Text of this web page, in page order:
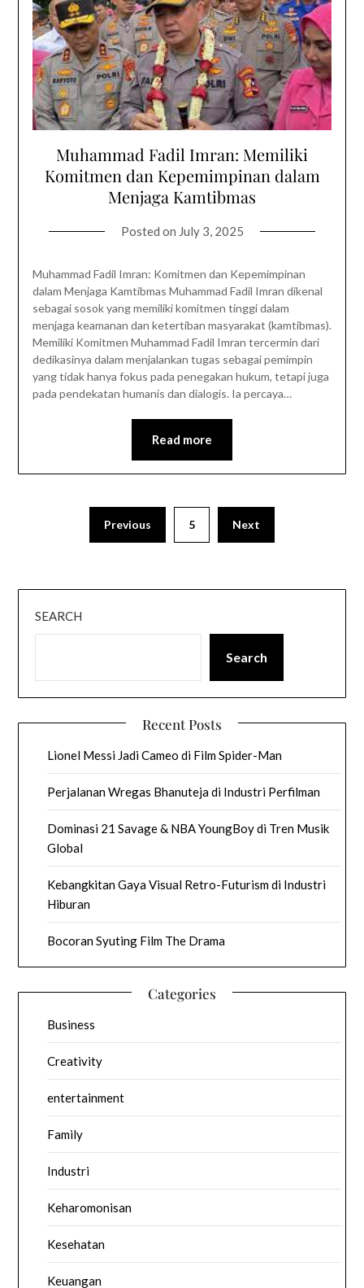
Muhammad Fadil Imran: Memiliki
Komitmen dan Kepemimpinan dalam
Menjaga Kamtibmas
Posted on July 3, 2025
Muhammad Fadil Imran: Komitmen dan Kepemimpinan
dalam Menjaga Kamtibmas Muhammad Fadil Imran dikenal
sebagai sosok yang memiliki komitmen tinggi dalam
menjaga keamanan dan ketertiban masyarakat (kamtibmas).
Memiliki Komitmen Muhammad Fadil Imran tercermin dari
dedikasinya dalam menjalankan tugas sebagai pemimpin
yang tidak hanya fokus pada penegakan hukum, tetapi juga
pada pendekatan humanis dan dialogis. Ia percaya…
Read more
Previous 5 Next
SEARCH
Search
Recent Posts
Lionel Messi Jadi Cameo di Film Spider-Man
Perjalanan Wregas Bhanuteja di Industri Perfilman
Dominasi 21 Savage & NBA YoungBoy di Tren Musik
Global
Kebangkitan Gaya Visual Retro-Futurism di Industri
Hiburan
Bocoran Syuting Film The Drama
Categories
Business
Creativity
entertainment
Family
Industri
Keharomonisan
Kesehatan
Keuangan